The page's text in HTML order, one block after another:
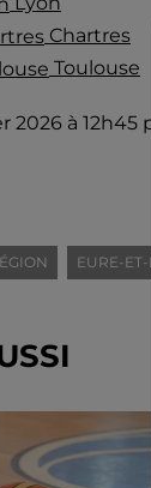
Chartres
Toulouse
2026 à
EURE-